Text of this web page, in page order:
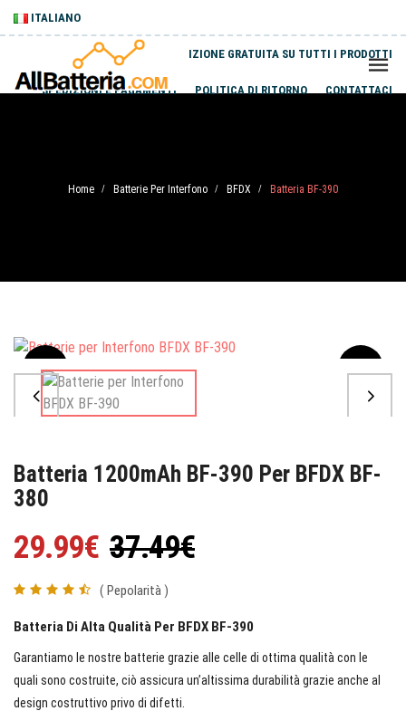
ITALIANO
SPEDIZIONE GRATUITA SU TUTTI I PRODOTTI
SPEDIZIONI E PAGAMENTI POLITICA DI RITORNO CONTATTACI
Home / Batterie Per Interfono / BFDX / Batteria BF-390
Sale
Batteria 1200mAh BF-390 Per BFDX BF-
380
29.99€ 37.49€
( Pepolarità )
Batteria Di Alta Qualità Per BFDX BF-390
Garantiamo le nostre batterie grazie alle celle di ottima qualità con le
quali sono costruite, ciò assicura un’altissima durabilità grazie anche al
design costruttivo privo di difetti.